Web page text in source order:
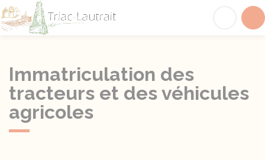
Immatriculation des
tracteurs et des véhicules
agricoles